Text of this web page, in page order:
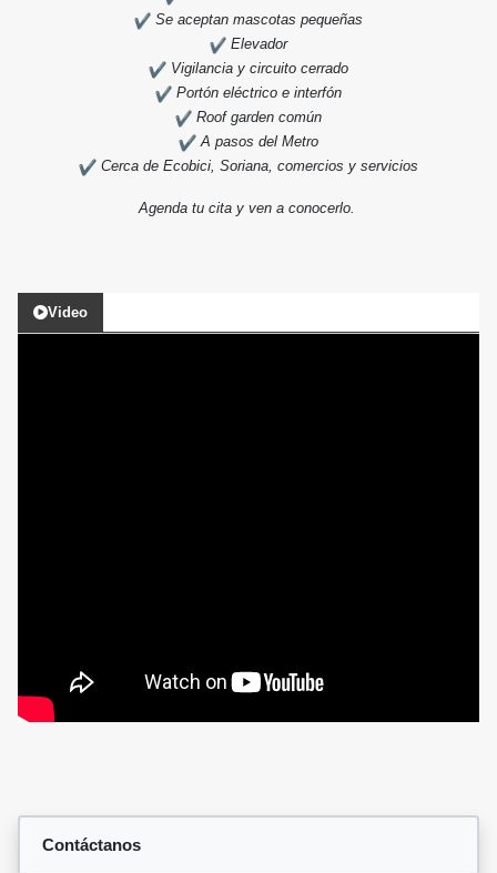
Se aceptan mascotas pequeñas
Elevador
Vigilancia y circuito cerrado
Portón eléctrico e interfón
Roof garden común
A pasos del Metro
Cerca de Ecobici, Soriana, comercios y servicios
Agenda tu cita y ven a conocerlo.
Video
Contáctanos